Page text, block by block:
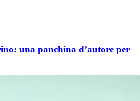
una panchina d’autore per